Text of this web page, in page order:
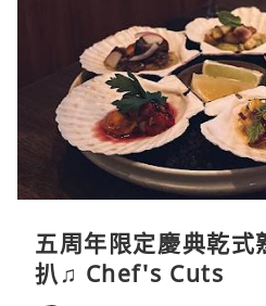
五周年限定慶典乾式
扒♫ Chef's Cuts